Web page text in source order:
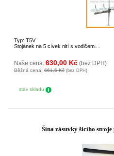
Typ: T5V
Stojánek na 5 cívek nití s vodičem....
Naše cena: 630,00 Kč (bez DPH)
Běžná cena: 661,5 Kč (bez DPH)
stav skladu
Šína zásuvky šicího